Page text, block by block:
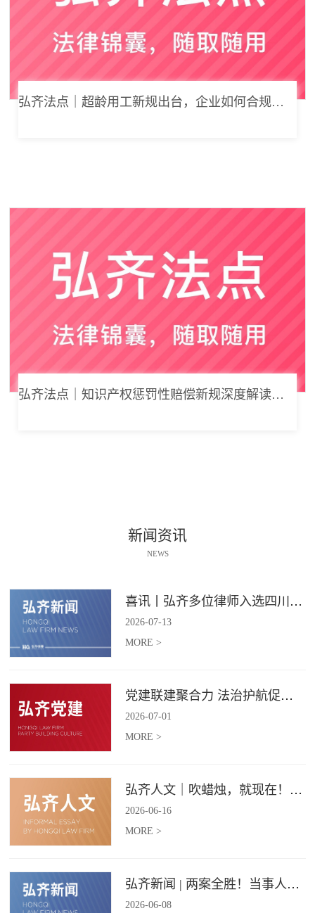
弘齐法点｜超龄用工新规出台，企业如何合规用工
弘齐法点｜知识产权惩罚性赔偿新规深度解读： 从“赔得起”到“赔不起”的司法逻辑
新闻资讯
NEWS
喜讯丨弘齐多位律师入选四川省破产管理人协会工作委员会委员
2026-07-13
MORE >
党建联建聚合力 法治护航促振兴 | 弘齐律所党支部与龙星村党委联合开展庆 “七一” 主题党日活动
2026-07-01
MORE >
弘齐人文｜吹蜡烛，就现在！弘齐第二季度生日会如约而至
2026-06-16
MORE >
弘齐新闻 | 两案全胜！当事人赠 “律法精湛 不负重托” 锦旗致谢
2026-06-08